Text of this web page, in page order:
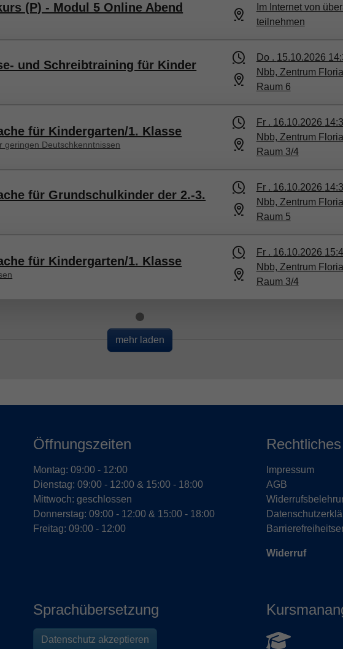
(P) - Modul 5 Online Abend
Im Internet von
teilnehmen
und Schreibtraining für Kinder
Do . 15.10.2026
Nbb, Zentrum
Raum 6
für Kindergarten/1. Klasse
geringen Deutschkenntnissen
Fr . 16.10.2026
Nbb, Zentrum
Raum 3/4
für Grundschulkinder der 2.-3.
Fr . 16.10.2026
Nbb, Zentrum
Raum 5
für Kindergarten/1. Klasse
Fr . 16.10.2026
Nbb, Zentrum
Raum 3/4
Loading...
mehr laden
Öffnungszeiten
Montag: 09:00 - 12:00
Dienstag: 09:00 - 12:00 & 15:00 - 18:00
Mittwoch: geschlossen
Donnerstag: 09:00 - 12:00 & 15:00 - 18:00
Freitag: 09:00 - 12:00
Rechtliches
Impressum
AGB
Widerruf
Sprachübersetzung
Datenschutz akzeptieren